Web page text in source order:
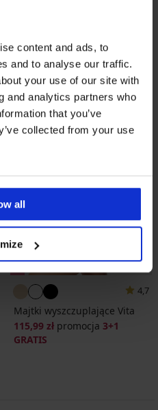
content and ads, to
and to analyse our traffic.
your use of our site with
and analytics partners who
that you’ve
collected from your use
all
3+1 GRATIS
4,7
Majtki wyszczuplające Vita
115,99 zł promocja 3+1
GRATIS